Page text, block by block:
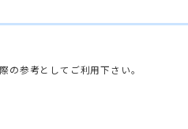
参考としてご利用下さい。